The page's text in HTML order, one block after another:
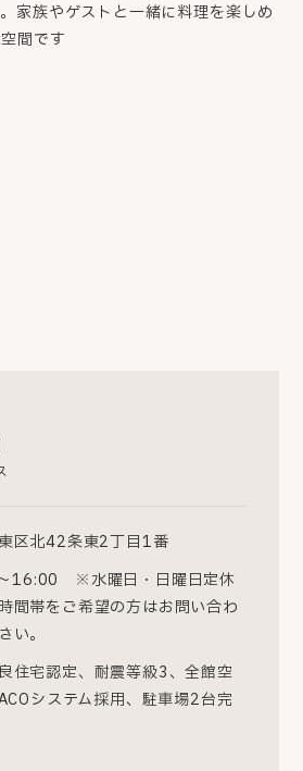
家族やゲストと一緒に料理を楽しめ
間です
区北42条東2丁目1番
16:00 ※水曜日・日曜日定休
間帯をご希望の方はお問い合わ
い。
住宅認定、耐震等級3、全館空
システム採用、駐車場2台完